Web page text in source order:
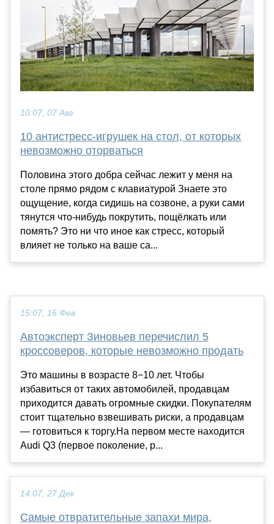
10:07, 07 Авг
10 антистресс-игрушек на стол, от которых
невозможно оторваться
Половина этого добра сейчас лежит у меня на
столе прямо рядом с клавиатурой Знаете это
ощущение, когда сидишь на созвоне, а руки сами
тянутся что-нибудь покрутить, пощёлкать или
помять? Это ни что иное как стресс, который
влияет не только на ваше са...
15:07, 16 Фев
Автоэксперт Зиновьев перечислил 5
кроссоверов, которые невозможно продать
Это машины в возрасте 8−10 лет. Чтобы
избавиться от таких автомобилей, продавцам
приходится давать огромные скидки. Покупателям
стоит тщательно взвешивать риски, а продавцам
— готовиться к торгу.На первом месте находится
Audi Q3 (первое поколение, р...
14:07, 27 Дек
Самые отвратительные запахи мира,